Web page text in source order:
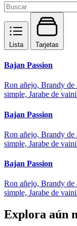
Lista Tarjetas
Bajan Passion
Ron añejo, Brandy de
simple, Jarabe de
Bajan Passion
Ron añejo, Brandy de
simple, Jarabe de
Bajan Passion
Ron añejo, Brandy de
simple, Jarabe de
Explora aún